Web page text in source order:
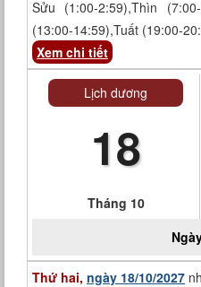
Sửu (1:00-2:59),Thìn
(13:00-14:59),Tuất (19:00-
Xem chi tiết
Lịch dương
18
Tháng 10
Thứ hai, ngày 18/10/2027